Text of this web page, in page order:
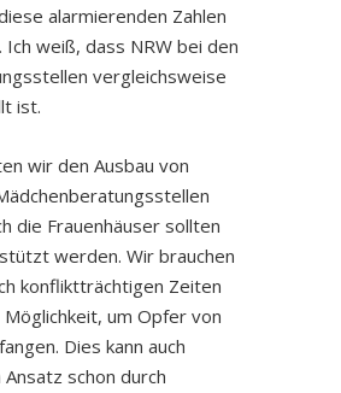
alarmierenden Zahlen
Ich weiß, dass NRW bei den
vergleichsweise
ist.
wir den Ausbau von
die Frauenhäuser sollten
werden. Wir brauchen
konfliktträchtigen Zeiten
um Opfer von
Dies kann auch
schon durch